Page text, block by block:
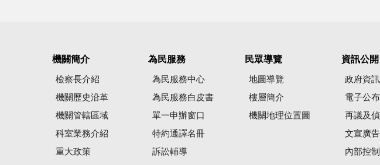
機關簡介
檢察長介紹
機關歷史沿革
機關管轄區域
科室業務介紹
重大政策
為民服務
為民服務中心
為民服務白皮書
單一申辦窗口
特約通譯名冊
訴訟輔導
民眾導覽
地圖導覽
樓層簡介
機關地理位置圖
資訊公開
政府資
電子公
再議及
文宣廣告
內部控